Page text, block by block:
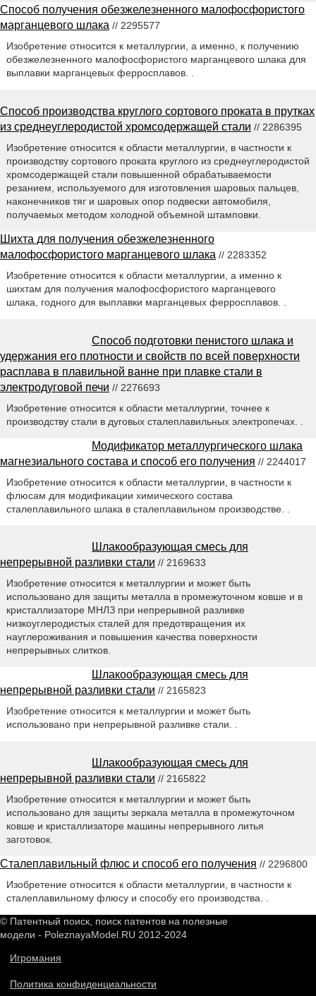
Способ получения обезжелезненного малофосфористого
марганцевого шлака // 2295577
Изобретение относится к металлургии, а именно, к получению
обезжелезненного малофосфористого марганцевого шлака для
выплавки марганцевых ферросплавов. .
Способ производства круглого сортового проката в прутках
из среднеуглеродистой хромсодержащей стали // 2286395
Изобретение относится к области металлургии, в частности к
производству сортового проката круглого из среднеуглеродистой
хромсодержащей стали повышенной обрабатываемости
резанием, используемого для изготовления шаровых пальцев,
наконечников тяг и шаровых опор подвески автомобиля,
получаемых методом холодной объемной штамповки.
Шихта для получения обезжелезненного
малофосфористого марганцевого шлака // 2283352
Изобретение относится к области металлургии, а именно к
шихтам для получения малофосфористого марганцевого
шлака, годного для выплавки марганцевых ферросплавов. .
Способ подготовки пенистого шлака и
удержания его плотности и свойств по всей поверхности
расплава в плавильной ванне при плавке стали в
электродуговой печи // 2276693
Изобретение относится к области металлургии, точнее к
производству стали в дуговых сталеплавильных электропечах. .
Модификатор металлургического шлака
магнезиального состава и способ его получения // 2244017
Изобретение относится к области металлургии, в частности к
флюсам для модификации химического состава
сталеплавильного шлака в сталеплавильном производстве. .
Шлакообразующая смесь для
непрерывной разливки стали // 2169633
Изобретение относится к металлургии и может быть
использовано для защиты металла в промежуточном ковше и в
кристаллизаторе МНЛЗ при непрерывной разливке
низкоуглеродистых сталей для предотвращения их
науглероживания и повышения качества поверхности
непрерывных слитков.
Шлакообразующая смесь для
непрерывной разливки стали // 2165823
Изобретение относится к металлургии и может быть
использовано при непрерывной разливке стали. .
Шлакообразующая смесь для
непрерывной разливки стали // 2165822
Изобретение относится к металлургии и может быть
использовано для защиты зеркала металла в промежуточном
ковше и кристаллизаторе машины непрерывного литья
заготовок.
Сталеплавильный флюс и способ его получения // 2296800
Изобретение относится к области металлургии, в частности к
сталеплавильному флюсу и способу его производства. .
© Патентный поиск, поиск патентов на полезные
модели - PoleznayaModel.RU 2012-2024
Игромания
Политика конфиденциальности